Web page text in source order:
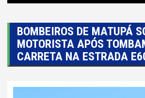
BOMBEIROS DE MATUPÁ
MOTORISTA APÓS
CARRETA NA ESTRADA